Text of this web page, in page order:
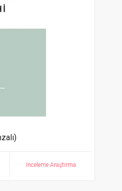
İnceleme Araştırma